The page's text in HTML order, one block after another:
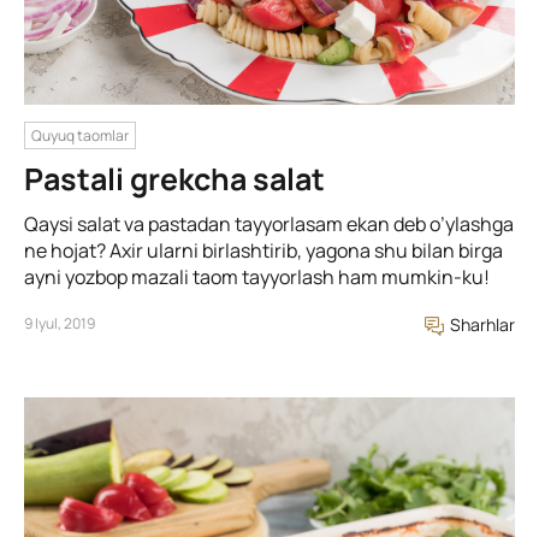
Quyuq taomlar
Pastali grekcha salat
Qaysi salat va pastadan tayyorlasam ekan deb o’ylashga
ne hojat? Axir ularni birlashtirib, yagona shu bilan birga
ayni yozbop mazali taom tayyorlash ham mumkin-ku!
9 Iyul, 2019 Sharhlar